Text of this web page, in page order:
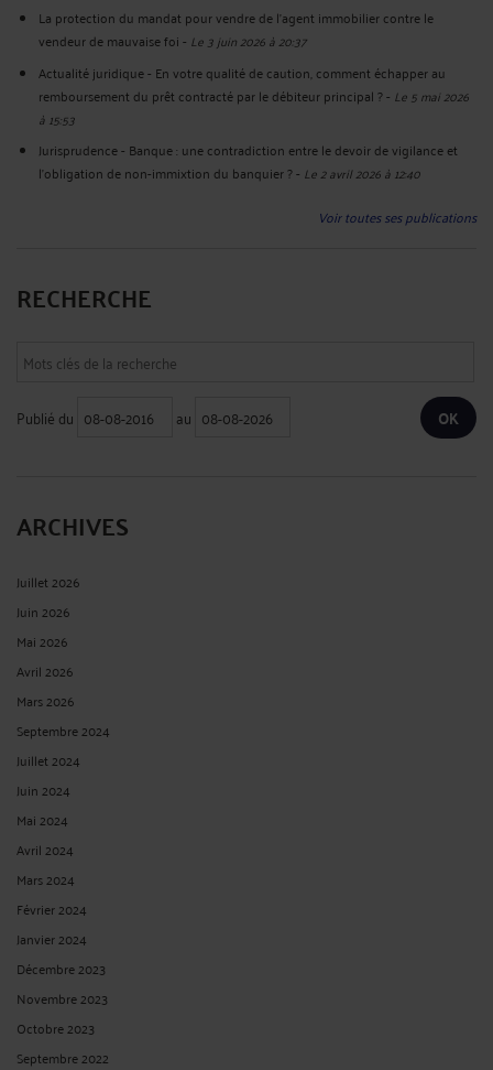
La protection du mandat pour vendre de l'agent immobilier contre le
vendeur de mauvaise foi- Le 3 juin 2026 à 20:37
Actualité juridique - En votre qualité de caution, comment échapper au
remboursement du prêt contracté par le débiteur principal ?- Le 5 mai 2026
à 15:53
Jurisprudence - Banque : une contradiction entre le devoir de vigilance et
l’obligation de non-immixtion du banquier ?- Le 2 avril 2026 à 12:40
Voir toutes ses publications
RECHERCHE
Publié du au
ARCHIVES
Juillet 2026
Juin 2026
Mai 2026
Avril 2026
Mars 2026
Septembre 2024
Juillet 2024
Juin 2024
Mai 2024
Avril 2024
Mars 2024
Février 2024
Janvier 2024
Décembre 2023
Novembre 2023
Octobre 2023
Septembre 2022